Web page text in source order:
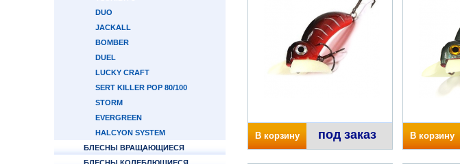
DUO
JACKALL
BOMBER
DUEL
LUCKY CRAFT
SERT KILLER POP 80/100
STORM
EVERGREEN
HALCYON SYSTEM
БЛЕСНЫ ВРАЩАЮЩИЕСЯ
В корзину под заказ В корзину